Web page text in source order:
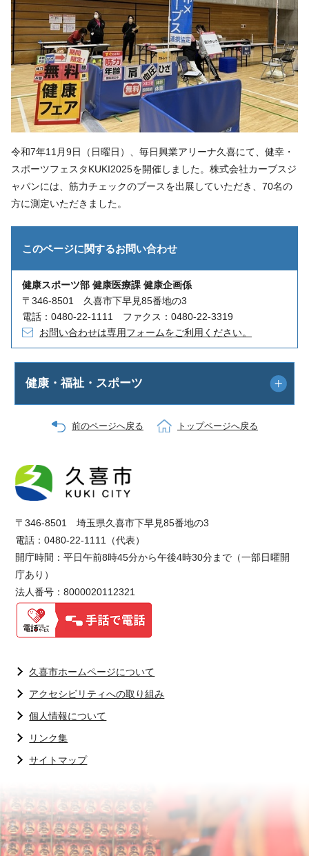
令和7年11月9日（日曜日）、毎日興業アリーナ久喜にて、健幸・
スポーツフェスタKUKI2025を開催しました。株式会社カーブスジ
ャパンには、筋力チェックのブースを出展していただき、70名の
方に測定いただきました。
このページに関するお問い合わせ
健康スポーツ部 健康医療課 健康企画係
〒346-8501 久喜市下早見85番地の3
電話：0480-22-1111 ファクス：0480-22-3319
お問い合わせは専用フォームをご利用ください。
健康・福祉・スポーツ
前のページへ戻る トップページへ戻る
〒346-8501 埼玉県久喜市下早見85番地の3
電話：0480-22-1111（代表）
開庁時間：平日午前8時45分から午後4時30分まで（一部日曜開
庁あり）
法人番号：8000020112321
久喜市ホームページについて
アクセシビリティへの取り組み
個人情報について
リンク集
サイトマップ